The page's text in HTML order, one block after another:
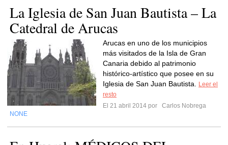
La Iglesia de San Juan Bautista – La
Catedral de Arucas
Arucas en uno de los municipios
más visitados de la Isla de Gran
Canaria debido al patrimonio
histórico-artístico que posee en su
Iglesia de San Juan Bautista.
Leer el
resto
El 21 abril 2014 por
Carlos Nobrega
NONE